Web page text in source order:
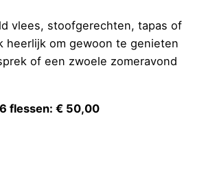
vlees, stoofgerechten, tapas of
heerlijk om gewoon te genieten
of een zwoele zomeravond
flessen: € 50,00